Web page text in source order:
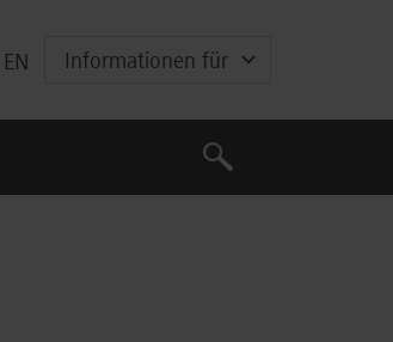
EN Informationen für
Suche
Suche